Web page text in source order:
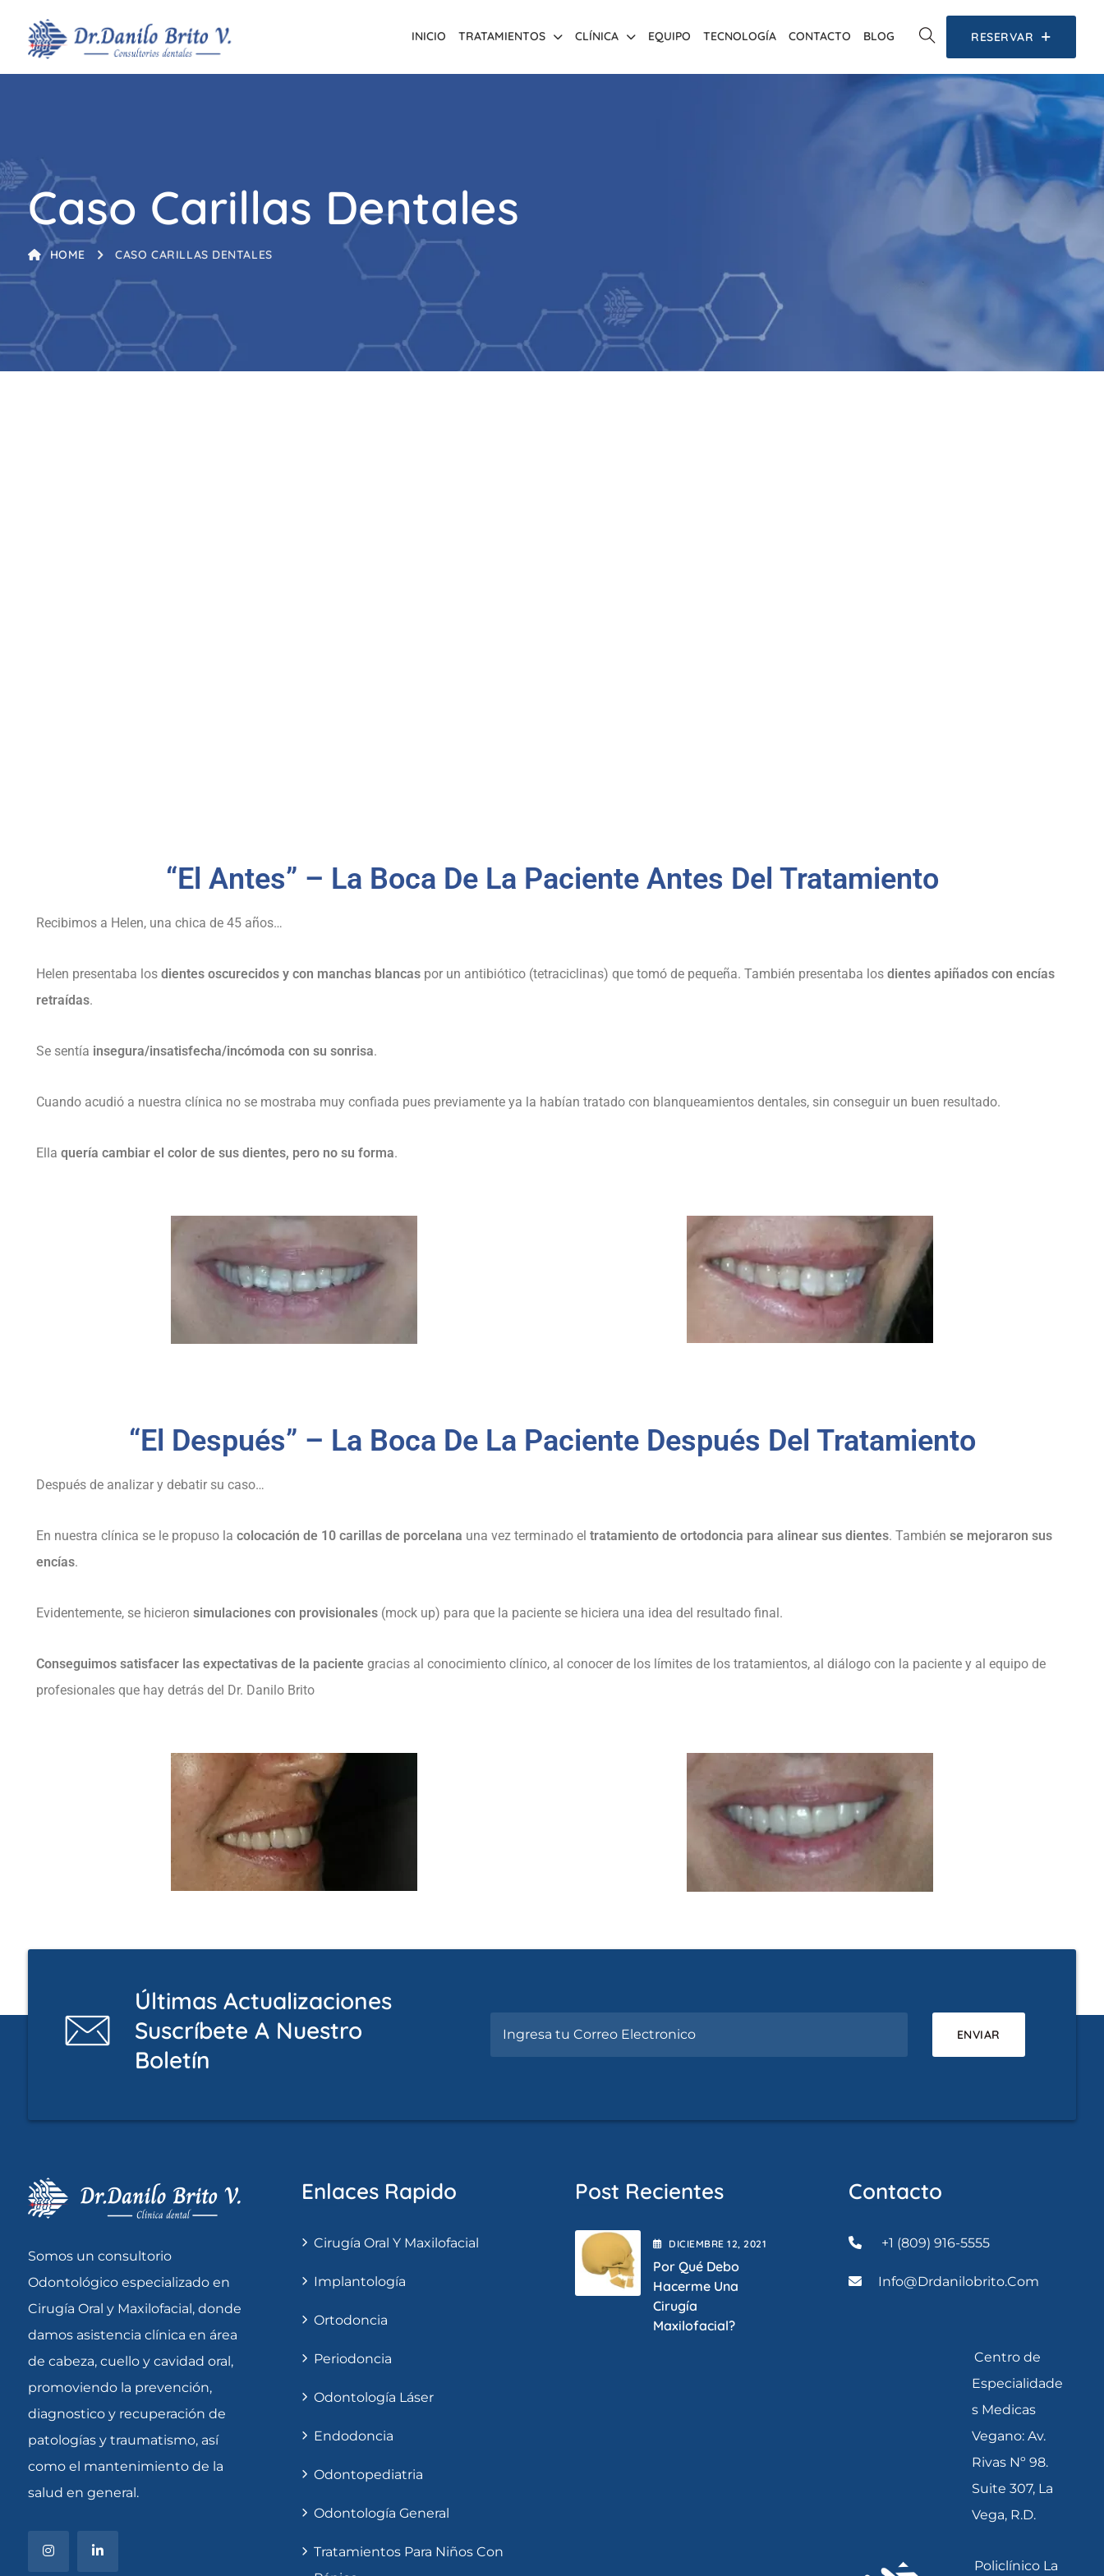
INICIO TRATAMIENTOS CLÍNICA EQUIPO TECNOLOGÍA CONTACTO BLOG RESERVAR
Caso Carillas Dentales
HOME CASO CARILLAS DENTALES
“El Antes” – La Boca De La Paciente Antes Del Tratamiento
Recibimos a Helen, una chica de 45 años…
Helen presentaba los dientes oscurecidos y con manchas blancas por un antibiótico (tetraciclinas) que tomó de pequeña. También presentaba los dientes apiñados con encías
retraídas.
Se sentía insegura/insatisfecha/incómoda con su sonrisa.
Cuando acudió a nuestra clínica no se mostraba muy confiada pues previamente ya la habían tratado con blanqueamientos dentales, sin conseguir un buen resultado.
Ella quería cambiar el color de sus dientes, pero no su forma.
“El Después” – La Boca De La Paciente Después Del Tratamiento
Después de analizar y debatir su caso…
En nuestra clínica se le propuso la colocación de 10 carillas de porcelana una vez terminado el tratamiento de ortodoncia para alinear sus dientes. También se mejoraron sus
encías.
Evidentemente, se hicieron simulaciones con provisionales (mock up) para que la paciente se hiciera una idea del resultado final.
Conseguimos satisfacer las expectativas de la paciente gracias al conocimiento clínico, al conocer de los límites de los tratamientos, al diálogo con la paciente y al equipo de
profesionales que hay detrás del Dr. Danilo Brito
Últimas Actualizaciones
Suscríbete A Nuestro
Boletín
Somos un consultorio
Odontológico especializado en
Cirugía Oral y Maxilofacial, donde
damos asistencia clínica en área
de cabeza, cuello y cavidad oral,
promoviendo la prevención,
diagnostico y recuperación de
patologías y traumatismo, así
como el mantenimiento de la
salud en general.
Enlaces Rapido
Cirugía Oral Y Maxilofacial
Implantología
Ortodoncia
Periodoncia
Odontología Láser
Endodoncia
Odontopediatria
Odontología General
Tratamientos Para Niños Con
Post Recientes
DICIEMBRE12, 2021
Por Qué Debo
Hacerme Una
Cirugía
Maxilofacial?
Contacto
+1 (809) 916-5555
Info@drdanilobrito.com
Centro de
Especialidade
s Medicas
Vegano: Av.
Rivas Nº 98.
Suite 307, La
Vega, R.D.
Policlínico La